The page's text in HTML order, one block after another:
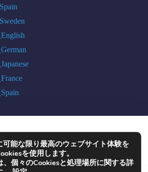
UVPLASTIC MATERIAL TECHNOLOGY CO.,
ALL RIGHTS RESERVED
能な限り最高のウェブサイト体験を
を使用します。
、個々のCookiesと処理場所に関する詳